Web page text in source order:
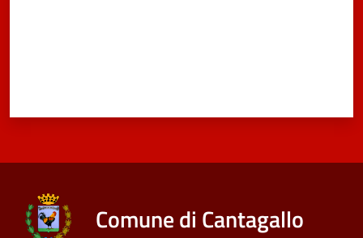
Comune di Cantagallo